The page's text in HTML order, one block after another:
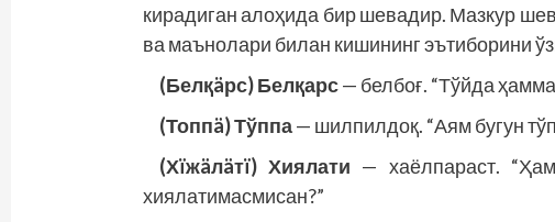
кирадиган алоҳида бир шевадир. Мазкур
ва маънолари билан кишининг эътиборини
(Белқäрс) Белқарс— белбоғ. “Тўйда
(Топпä) Тўппа— шилпилдоқ. “Аям бугун
(Хïжäлäтï) Хиялати — хаёлпараст.
хиялатимасмисан?”